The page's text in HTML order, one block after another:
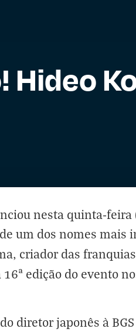
nesta quinta-feira
um dos nomes mais
criador das franquias
edição do evento
diretor japonês à